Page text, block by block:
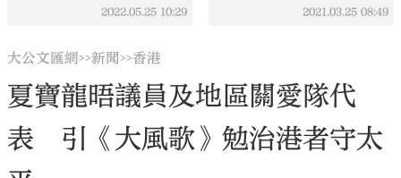
2022.05.25 10:29 2021.03.25 08:49
大公文匯網>>新聞>>香港
夏寶龍晤議員及地區關愛隊代
表 引《大風歌》勉治港者守太